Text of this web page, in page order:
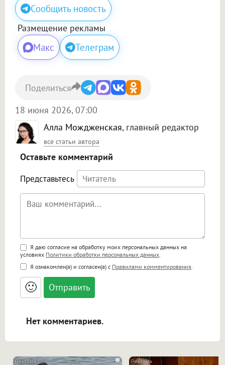
Сообщить новость
Размещение рекламы
Макс Телеграм
Алла Мождженская, главный редактор
все статьи автора
18 июня 2026, 07:00
Поделиться
Оставьте комментарий
Представьтесь
Поддержка HTML
<b>, <strong>, <u>, <i>, <em>, <s>, <big>,
<small>, <sup>, <sub>, <pre>, <ul>, <ol>, <li>,
<blockquote>, <code> экранирует HTML,
адреса URL автоматически становятся
ссылками, и [img]адрес[/img] будет
Я даю согласие на обработку моих персональных данных на
условиях Политики обработки персональных данных
Я ознакомлен(а) и согласен(а) с Правилами комментирования
🙂
Нет комментариев.
i